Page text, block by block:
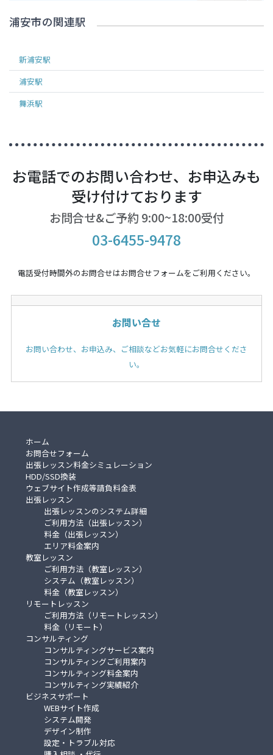
浦安市の関連駅
新浦安駅
浦安駅
舞浜駅
お電話でのお問い合わせ、お申込みも
受け付けております
お問合せ&ご予約 9:00~18:00受付
03-6455-9478
電話受付時間外のお問合せはお問合せフォームをご利用ください。
お問い合せ
お問い合わせ、お申込み、ご相談などお気軽にお問合せくださ
い。
ホーム
お問合せフォーム
出張レッスン料金シミュレーション
HDD/SSD換装
ウェブサイト作成等請負料金表
出張レッスン
出張レッスンのシステム詳細
ご利用方法（出張レッスン）
料金（出張レッスン）
エリア料金案内
教室レッスン
ご利用方法（教室レッスン）
システム（教室レッスン）
料金（教室レッスン）
リモートレッスン
ご利用方法（リモートレッスン）
料金（リモート）
コンサルティング
コンサルティングサービス案内
コンサルティングご利用案内
コンサルティング料金案内
コンサルティング実績紹介
ビジネスサポート
WEBサイト作成
システム開発
デザイン制作
設定・トラブル対応